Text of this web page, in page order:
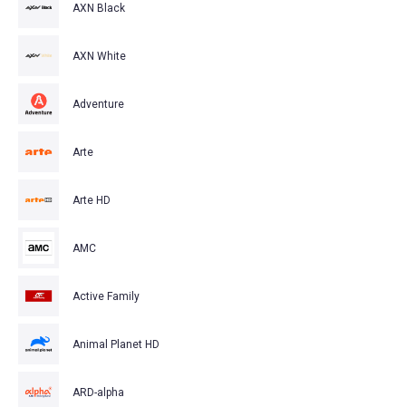
AXN Black
AXN White
Adventure
Arte
Arte HD
AMC
Active Family
Animal Planet HD
ARD-alpha